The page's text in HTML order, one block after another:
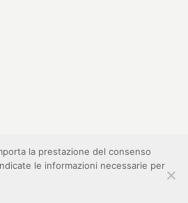
la prestazione del consenso
le informazioni necessarie per